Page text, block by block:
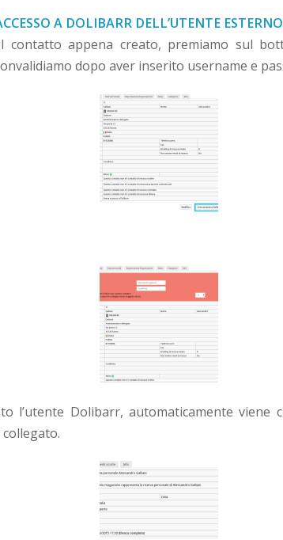
A DOLIBARR DELL’UTENTE
contatto appena creato, premiamo sul
dopo aver inserito username e
l’utente Dolibarr, automaticamente viene